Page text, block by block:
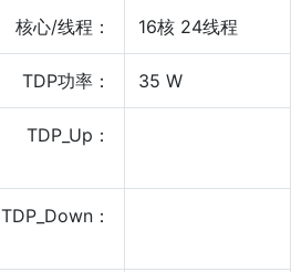
核心/线程： 16核 24线程
TDP功率： 35 W
TDP_Up：
TDP_Down：